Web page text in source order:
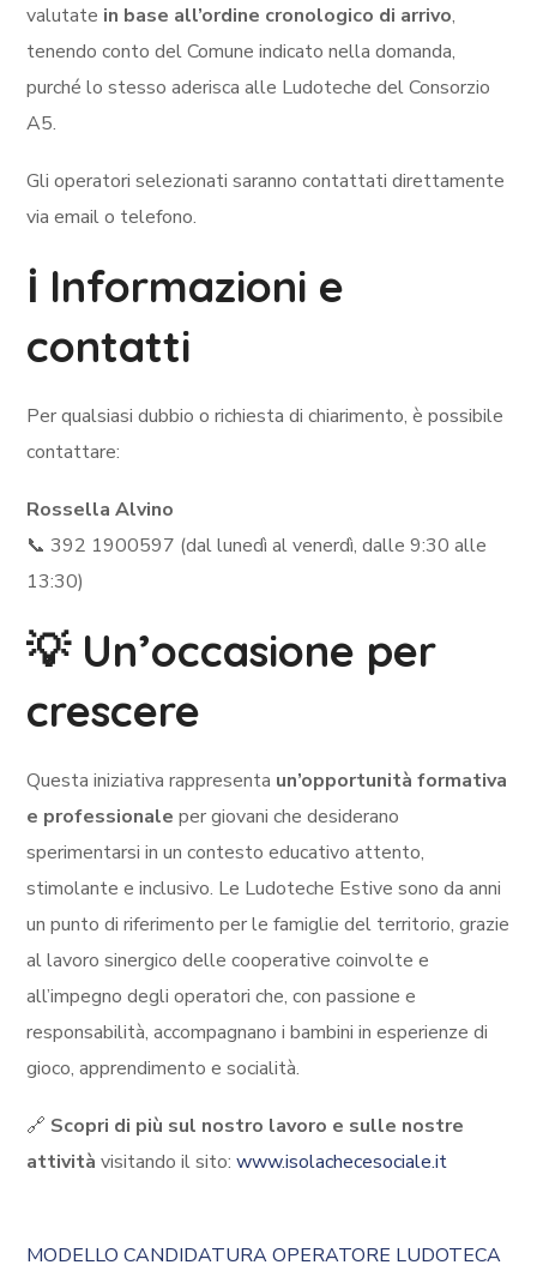
valutate in base all’ordine cronologico di arrivo,
tenendo conto del Comune indicato nella domanda,
purché lo stesso aderisca alle Ludoteche del Consorzio
A5.
Gli operatori selezionati saranno contattati direttamente
via email o telefono.
ℹ️ Informazioni e
contatti
Per qualsiasi dubbio o richiesta di chiarimento, è possibile
contattare:
Rossella Alvino
📞 392 1900597 (dal lunedì al venerdì, dalle 9:30 alle
13:30)
💡 Un’occasione per
crescere
Questa iniziativa rappresenta un’opportunità formativa
e professionale per giovani che desiderano
sperimentarsi in un contesto educativo attento,
stimolante e inclusivo. Le Ludoteche Estive sono da anni
un punto di riferimento per le famiglie del territorio, grazie
al lavoro sinergico delle cooperative coinvolte e
all’impegno degli operatori che, con passione e
responsabilità, accompagnano i bambini in esperienze di
gioco, apprendimento e socialità.
🔗 Scopri di più sul nostro lavoro e sulle nostre
attività visitando il sito:www.isolachecesociale.it
MODELLO CANDIDATURA OPERATORE LUDOTECA